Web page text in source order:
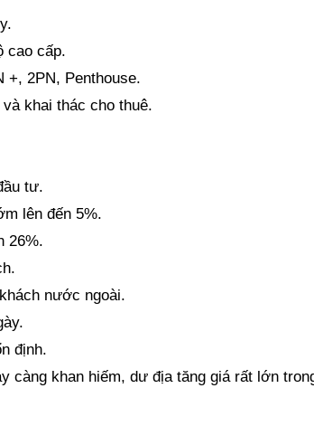
cao cấp.
+, 2PN, Penthouse.
khai thác cho thuê.
tư.
lên đến 5%.
26%.
nước ngoài.
định.
càng khan hiếm, dư địa tăng giá rất lớn